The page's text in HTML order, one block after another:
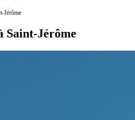
Jérôme
Saint-Jérôme